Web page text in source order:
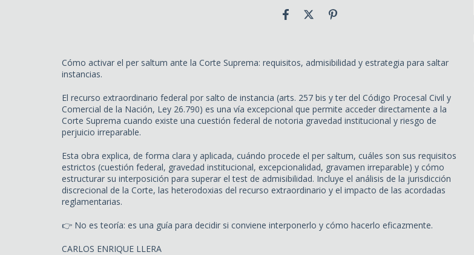
Cómo activar el per saltum ante la Corte Suprema: requisitos, admisibilidad y estrategia para saltar
instancias.
El recurso extraordinario federal por salto de instancia (arts. 257 bis y ter del Código Procesal Civil y
Comercial de la Nación, Ley 26.790) es una vía excepcional que permite acceder directamente a la
Corte Suprema cuando existe una cuestión federal de notoria gravedad institucional y riesgo de
perjuicio irreparable.
Esta obra explica, de forma clara y aplicada, cuándo procede el per saltum, cuáles son sus requisitos
estrictos (cuestión federal, gravedad institucional, excepcionalidad, gravamen irreparable) y cómo
estructurar su interposición para superar el test de admisibilidad. Incluye el análisis de la jurisdicción
discrecional de la Corte, las heterodoxias del recurso extraordinario y el impacto de las acordadas
reglamentarias.
👉 No es teoría: es una guía para decidir si conviene interponerlo y cómo hacerlo eficazmente.
CARLOS ENRIQUE LLERA